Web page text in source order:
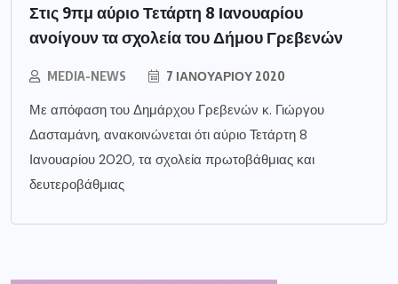
Στις 9πμ αύριο Τετάρτη 8 Ιανουαρίου
ανοίγουν τα σχολεία του Δήμου Γρεβενών
MEDIA-NEWS 7 ΙΑΝΟΥΑΡΊΟΥ 2020
Με απόφαση του Δημάρχου Γρεβενών κ. Γιώργου
Δασταμάνη, ανακοινώνεται ότι αύριο Τετάρτη 8
Ιανουαρίου 2020, τα σχολεία πρωτοβάθμιας και
δευτεροβάθμιας